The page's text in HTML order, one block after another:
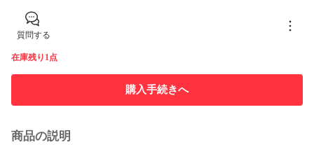
質問する
在庫残り1点
購入手続きへ
商品の説明